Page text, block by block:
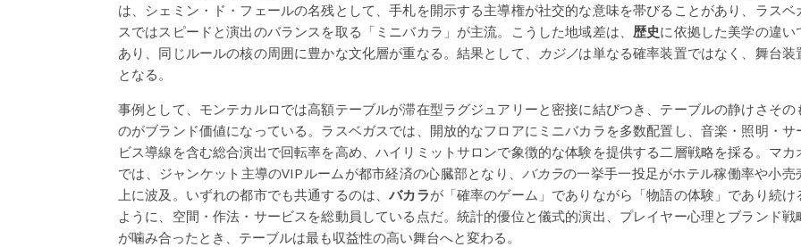
は、シェミン・ド・フェールの名残として、手札を開示する主導権が社交的な意味を帯びることがあり、ラスベ
スではスピードと演出のバランスを取る「ミニバカラ」が主流。こうした地域差は、歴史に依拠した美学の違い
あり、同じルールの核の周囲に豊かな文化層が重なる。結果として、
カジノは単なる確率装置ではなく、舞台装
となる。
事例として、モンテカルロでは高額テーブルが滞在型ラグジュアリーと密接に結びつき、テーブルの静けさその
のがブランド価値になっている。ラスベガスでは、開放的なフロアにミニバカラを多数配置し、音楽・照明・サ
ビス導線を含む総合演出で回転率を高め、ハイリミットサロンで象徴的な体験を提供する二層戦略を採る。マカ
では、ジャンケット主導のVIPルームが都市経済の心臓部となり、バカラの一挙手一投足がホテル稼働率や小売
上に波及。いずれの都市でも共通するのは、バカラが「確率のゲーム」でありながら「物語の体験」であり続け
ように、空間・作法・サービスを総動員している点だ。統計的優位と儀式的演出、プレイヤー心理とブランド戦
が噛み合ったとき、テーブルは最も収益性の高い舞台へと変わる。